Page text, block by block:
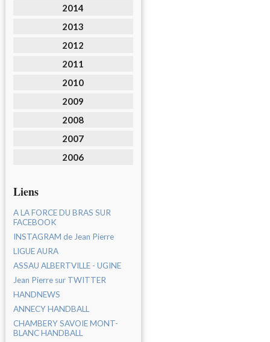
2014
2013
2012
2011
2010
2009
2008
2007
2006
Liens
A LA FORCE DU BRAS SUR
FACEBOOK
INSTAGRAM de Jean Pierre
LIGUE AURA
ASSAU ALBERTVILLE - UGINE
Jean Pierre sur TWITTER
HANDNEWS
ANNECY HANDBALL
CHAMBERY SAVOIE MONT-
BLANC HANDBALL